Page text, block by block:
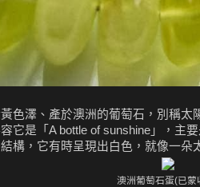
色澤、產於澳洲的葡萄石，別稱太
它是「A bottle of sunshine」，主
構，它有時呈現出白色，就像一朵
澳洲葡萄石蛋(已蒙